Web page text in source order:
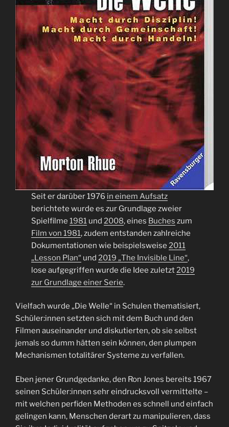
Seit er darüber 1976 in einem Aufsatz
berichtete wurde es zur Grundlage zweier
Spielfilme1981 und2008, eines Buches zum
Film von 1981, zudem entstanden zahlreiche
Dokumentationen wie beispielsweise2011
„Lesson Plan“ und2019 „The Invisible Line“,
lose aufgegriffen wurde die Idee zuletzt2019
zur Grundlage einer Serie.
Vielfach wurde „Die Welle“ in Schulen thematisiert,
Schüler:innen setzten sich mit dem Buch und den
Filmen auseinander und diskutierten, ob sie selbst
jemals so dumm hätten sein können, den plumpen
Mechanismen totalitärer Systeme zu verfallen.
Eben jener Grundgedanke, den Ron Jones bereits 1967
seinen Schüler:innen sehr eindrucksvoll vermittelte –
mit welchen perfiden Methoden es schnell und einfach
gelingen kann, Menschen derart zu manipulieren, dass